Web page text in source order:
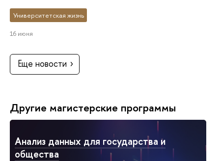
Университетская жизнь
16 июня
Еще новости
Другие магистерские программы
Анализ данных для государства и
общества